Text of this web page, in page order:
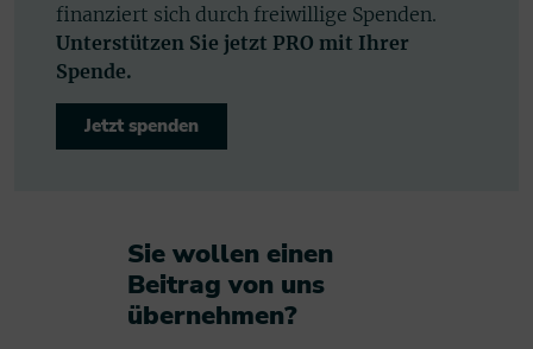
finanziert sich durch freiwillige Spenden.
Unterstützen Sie jetzt PRO mit Ihrer
Spende.
Jetzt spenden
Sie wollen einen
Beitrag von uns
übernehmen?​